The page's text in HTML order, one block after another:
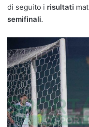
di seguito i risultati
semifinali.